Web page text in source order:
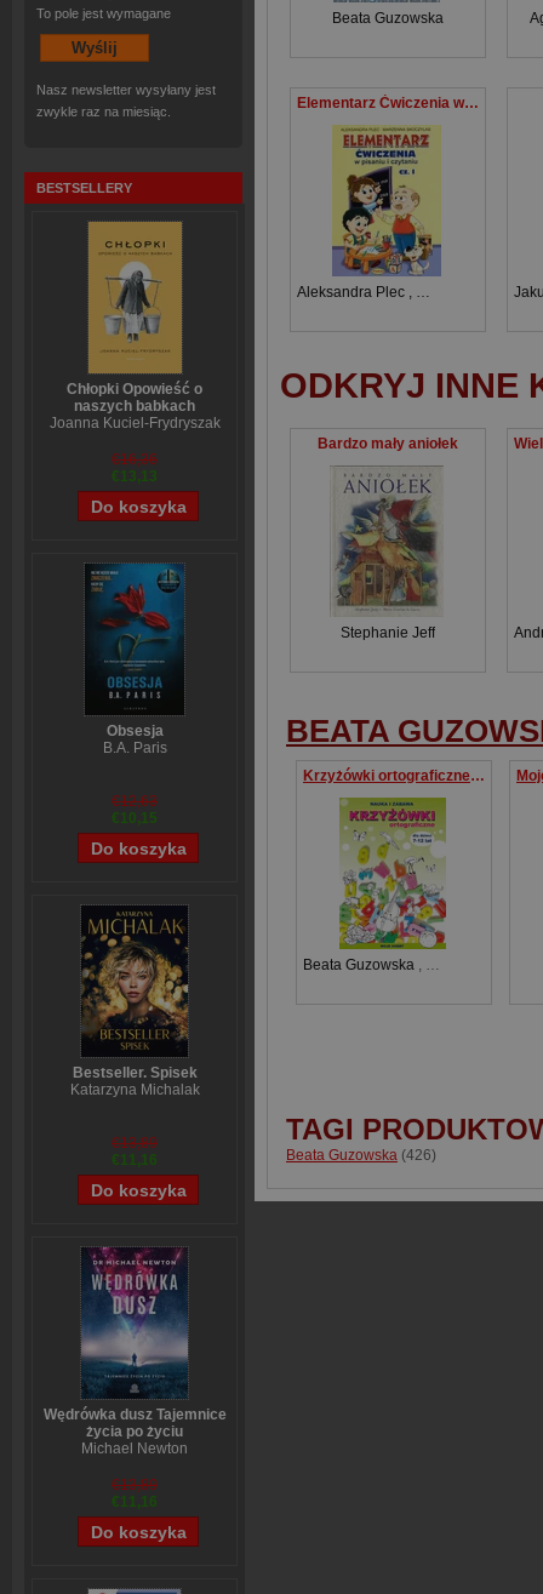
To pole jest wymagane
Nasz newsletter wysyłany jest
zwykle raz na miesiąc.
BESTSELLERY
Chłopki Opowieść o
naszych babkach
Joanna Kuciel-Frydryszak
€16,36
€13,13
Obsesja
B.A. Paris
€12,63
€10,15
Bestseller. Spisek
Katarzyna Michalak
€13,89
€11,16
Wędrówka dusz Tajemnice
życia po życiu
Michael Newton
€13,89
€11,16
Beata Guzowska
Elementarz Ćwiczenia w pisaniu i czytaniu Cz.1
Aleksandra Plec Marzenna
ODKRYJ INNE
Bardzo mały aniołek
Stephanie Jeff
BEATA
Krzyżówki ortograficzne dla dzieci 7-12 lat Moje hobby
Beata Guzowska
TAGI
Beata Guzowska (426)